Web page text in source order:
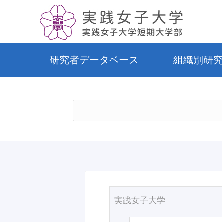
研究者データベース 組織別研
実践女子大学